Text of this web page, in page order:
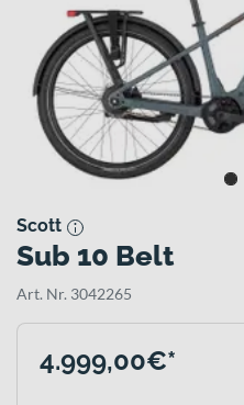
Scott
Sub 10 Belt
Art. Nr. 3042265
4.999,00€*